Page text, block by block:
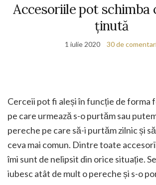
Accesoriile pot schimba
ținută
1 iulie 2020 30 de
Cerceii pot fi aleși în funcție de forma
pe care urmează s-o purtăm sau
pereche pe care să-i purtăm zilnic și
ceva mai comun. Dintre toate
îmi sunt de nelipsit din orice situație.
iubesc atât de mult o pereche și s-o